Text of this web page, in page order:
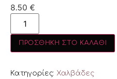
8.50€
ΠΡΟΣΘΉΚΗ ΣΤΟ ΚΑΛΆΘΙ
Κατηγορίες: Χαλβάδες